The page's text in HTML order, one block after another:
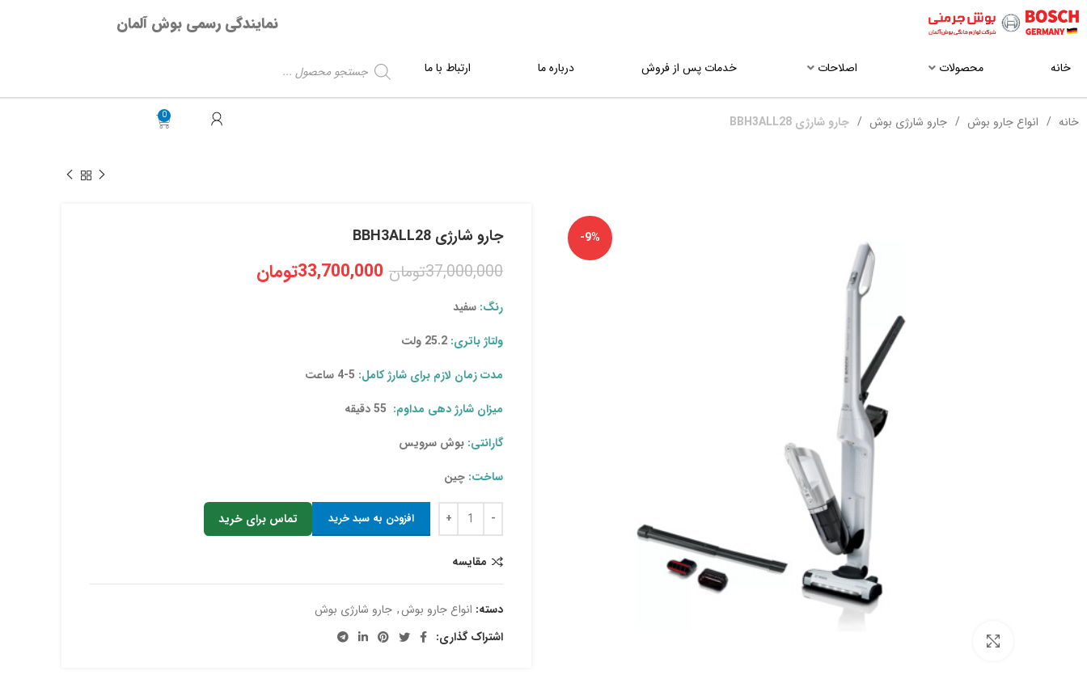
نمایندگی رسمی بوش آلمان
خانه محصولات اصلاحات خدمات پس از فروش درباره ما ارتباط با ما
خانه انواع جارو بوش جارو شارژی بوش جارو شارژی BBH3ALL28
-9% جارو شارژی BBH3ALL28
37,000,000تومان 33,700,000تومان
رنگ: سفید
ولتاژ باتری:
مدت زمان لازم برای شارژ کامل:
میزان شارژ دهی مداوم:
گارانتی: بوش سرویس
ساخت: چین
افزودن به سبد خرید تماس برای خرید
مقایسه
دسته: انواع جارو بوش, جارو شارژی بوش
اشتراک گذاری: